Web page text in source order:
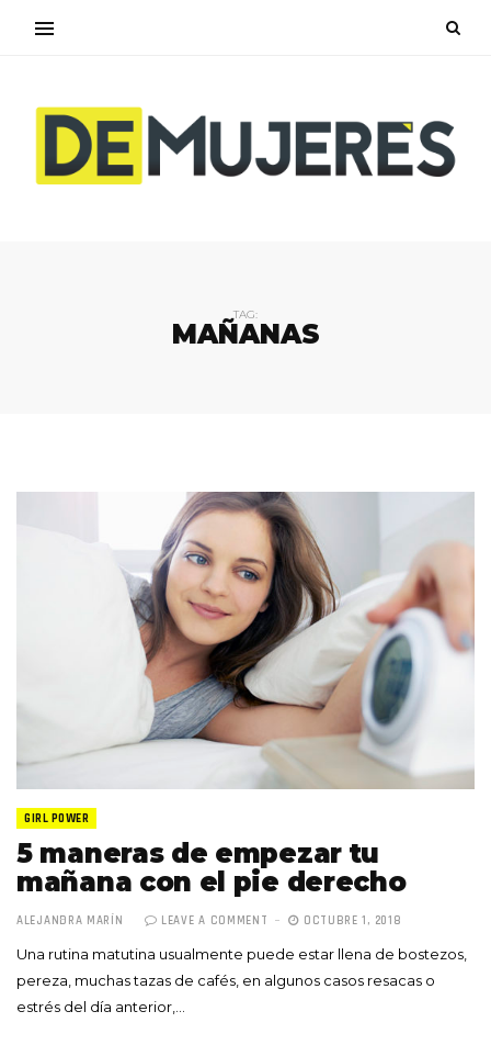
TAG:
MAÑANAS
GIRL POWER
5 maneras de empezar tu
mañana con el pie derecho
ALEJANDRA MARÍN LEAVE A COMMENT OCTUBRE 1, 2018
Una rutina matutina usualmente puede estar llena de bostezos,
pereza, muchas tazas de cafés, en algunos casos resacas o
estrés del día anterior,…